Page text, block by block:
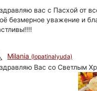
вас с Пасхой от
безмерное уважение и
Milania (lopatinalyuda)
Вас со Светлым